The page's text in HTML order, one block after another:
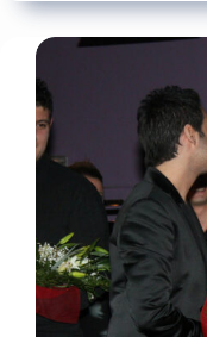
de
beauté
centre
"Les
Curettes".